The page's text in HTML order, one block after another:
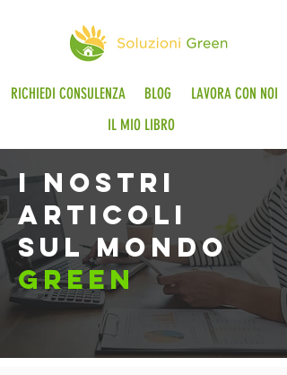
RICHIEDI CONSULENZA BLOG
LAVORA CON NOI
IL MIO LIBRO
i nostri
articoli
sul mondo
green